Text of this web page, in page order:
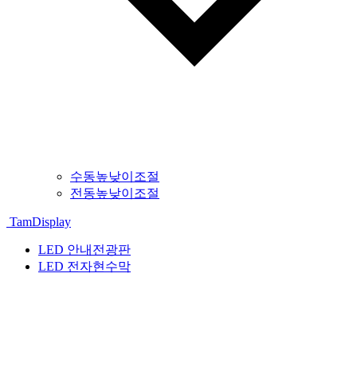
수동높낮이조절
전동높낮이조절
TamDisplay
LED 안내전광판
LED 전자현수막